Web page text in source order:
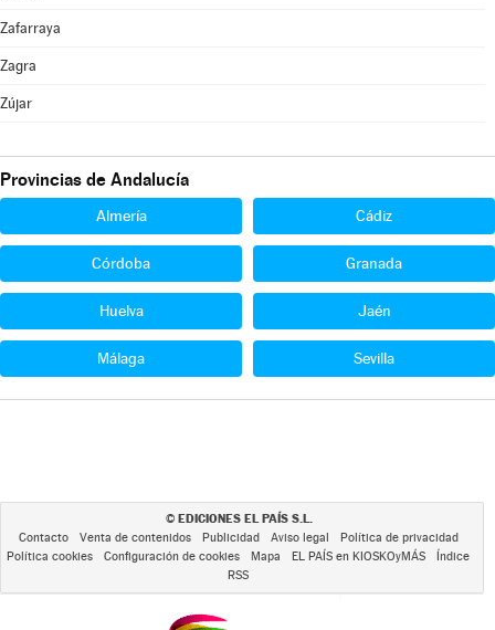
Zafarraya
Zagra
Zújar
Provincias de Andalucía
Almería Cádiz
Córdoba Granada
Huelva Jaén
Málaga Sevilla
© EDICIONES EL PAÍS S.L.
Contacto Venta de contenidos Publicidad Aviso legal
Política de privacidad
Política cookies
Configuración de cookies Mapa EL PAÍS en KIOSKOyMÁS
Índice
RSS